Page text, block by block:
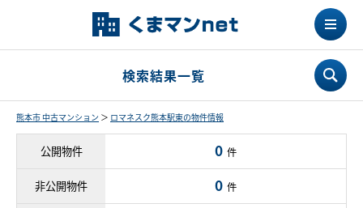
検索結果一覧
熊本市 中古マンション ＞ ロマネスク熊本駅東の物件情報
公開物件 0 件
非公開物件 0 件